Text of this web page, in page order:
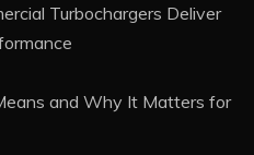
Turbochargers Deliver
and Why It Matters for